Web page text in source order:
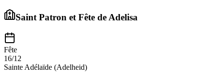
Saint Patron et Fête deAdelisa
Fête
16/12
Sainte Adélaïde (Adelheid)